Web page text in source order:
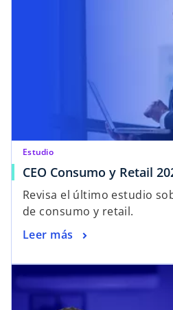
Estudio
CEO Consumo y Retail
Revisa el último estudio
de consumo y retail.
Leer más